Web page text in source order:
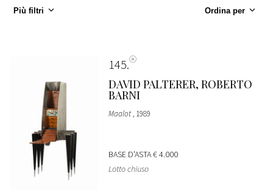
Più filtri Ordina per
145
DAVID PALTERER, ROBERTO
BARNI
Maalot, 1989
BASE D'ASTA€ 4.000
Lotto chiuso